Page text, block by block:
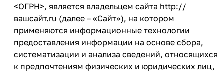
<ОГРН>, является владельцем сайта http://
вашсайт.ru (далее – «Сайт»), на котором
применяются информационные технологии
предоставления информации на основе сбора,
систематизации и анализа сведений, относящихся
к предпочтениям физических и юридических лиц,